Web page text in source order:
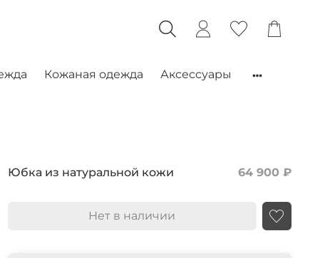
Кожаная одежда Аксессуары
Юбка из натуральной кожи 64 900 ₽
Нет в наличии